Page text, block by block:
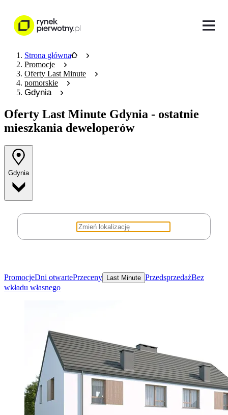
Strona główna
Promocje
Oferty Last Minute
pomorskie
Gdynia
Oferty Last Minute Gdynia - ostatnie
mieszkania deweloperów
Gdynia
PromocjeDni otwartePrzeceny Last Minute PrzedsprzedażBez
wkładu własnego